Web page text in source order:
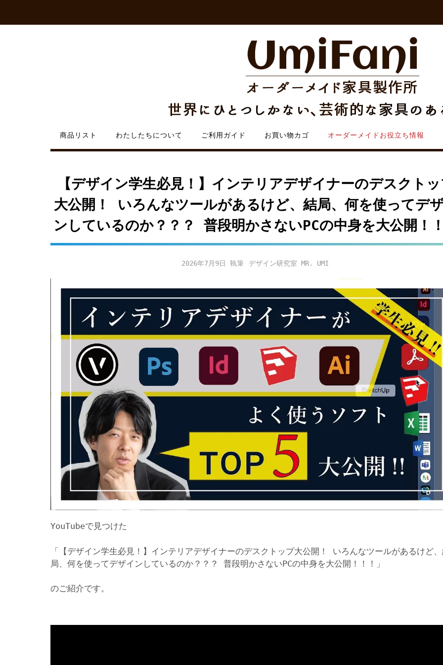
content
商品リスト わたしたちについて ご利用ガイド お買い物カゴ オーダーメイドお役立ち情報
【デザイン学生必見！】インテリアデザイナーのデスクト
大公開！ いろんなツールがあるけど、結局、何を使ってデ
ンしているのか？？？ 普段明かさないPCの中身を大公開！
2026年7月9日 デザイン研究室 MR. UMI
YouTubeで見つけた
「【デザイン学生必見！】インテリアデザイナーのデスクトップ大公開！ いろんなツールがあるけど
局、何を使ってデザインしているのか？？？ 普段明かさないPCの中身を大公開！！！」
のご紹介です。